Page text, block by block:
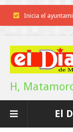
Inicia el
Definirá la
H,
El